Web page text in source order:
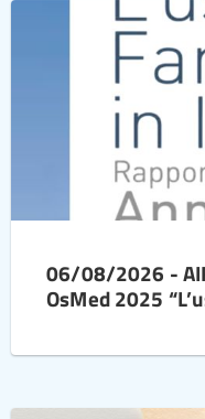
06/08/2026 -
OsMed 2025